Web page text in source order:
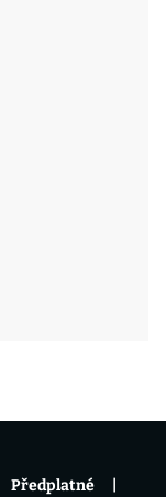
Předplatné